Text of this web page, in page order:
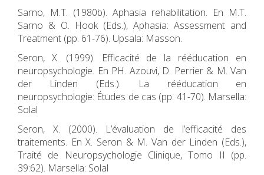
Sarno, M.T. (1980b). Aphasia rehabilitation. En M.T.
Sarno & O. Hook (Eds.), Aphasia: Assessment and
Treatment (pp. 61-76). Upsala: Masson.
Seron, X. (1999). Efficacité de la rééducation en
neuropsychologie. En PH. Azouvi, D. Perrier & M. Van
der Linden (Eds.). La rééducation en
neuropsychologie: Études de cas (pp. 41-70). Marsella:
Solal
Seron, X. (2000). L’évaluation de l’efficacité des
traitements. En X. Seron & M. Van der Linden (Eds.),
Traité de Neuropsychologie Clinique, Tomo II (pp.
39:62). Marsella: Solal